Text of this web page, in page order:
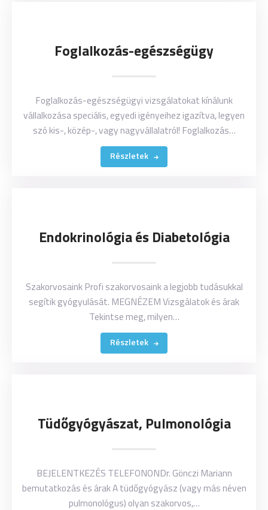
Foglalkozás-egészségügy
Foglalkozás-egészségügyi vizsgálatokat kínálunk
vállalkozása speciális, egyedi igényeihez igazítva, legyen
szó kis-, közép-, vagy nagyvállalatról! Foglalkozás…
Részletek
Endokrinológia és Diabetológia
Szakorvosaink Profi szakorvosaink a legjobb tudásukkal
segítik gyógyulását. MEGNÉZEM Vizsgálatok és árak
Tekintse meg, milyen…
Részletek
Tüdőgyógyászat, Pulmonológia
BEJELENTKEZÉS TELEFONONDr. Gönczi Mariann
bemutatkozás és árak A tüdőgyógyász (vagy más néven
pulmonológus) olyan szakorvos,…